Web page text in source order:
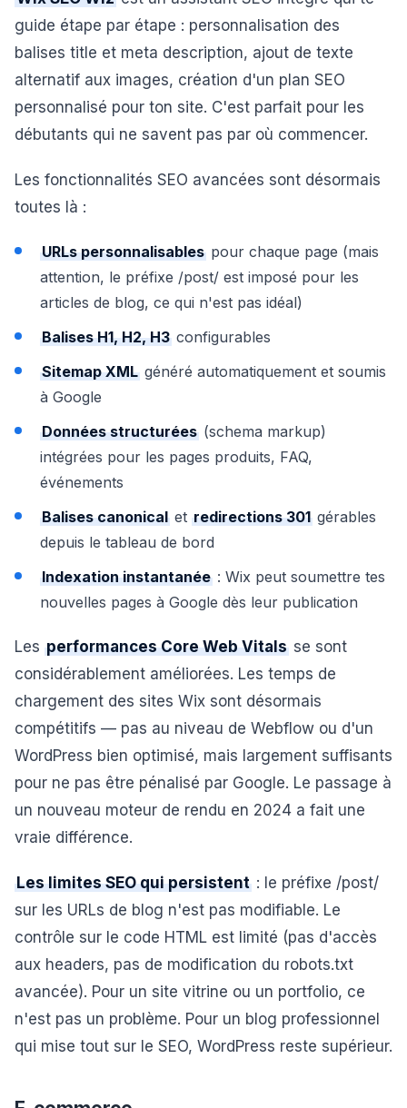
guide étape par étape : personnalisation des
balises title et meta description, ajout de texte
alternatif aux images, création d'un plan SEO
personnalisé pour ton site. C'est parfait pour les
débutants qui ne savent pas par où commencer.
Les fonctionnalités SEO avancées sont désormais
toutes là :
URLs personnalisables pour chaque page (mais
attention, le préfixe /post/ est imposé pour les
articles de blog, ce qui n'est pas idéal)
Balises H1, H2, H3 configurables
Sitemap XML généré automatiquement et soumis
à Google
Données structurées (schema markup)
intégrées pour les pages produits, FAQ,
événements
Balises canonical et redirections 301 gérables
depuis le tableau de bord
Indexation instantanée : Wix peut soumettre tes
nouvelles pages à Google dès leur publication
Les performances Core Web Vitals se sont
considérablement améliorées. Les temps de
chargement des sites Wix sont désormais
compétitifs — pas au niveau de Webflow ou d'un
WordPress bien optimisé, mais largement suffisants
pour ne pas être pénalisé par Google. Le passage à
un nouveau moteur de rendu en 2024 a fait une
vraie différence.
Les limites SEO qui persistent : le préfixe /post/
sur les URLs de blog n'est pas modifiable. Le
contrôle sur le code HTML est limité (pas d'accès
aux headers, pas de modification du robots.txt
avancée). Pour un site vitrine ou un portfolio, ce
n'est pas un problème. Pour un blog professionnel
qui mise tout sur le SEO, WordPress reste supérieur.